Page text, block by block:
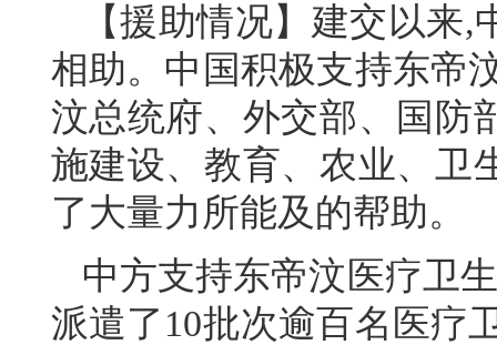
【援助情况】建交以来
相助。中国积极支持东帝
汶总统府、外交部、国防
施建设、教育、农业、卫
了大量力所能及的帮助。
中方支持东帝汶医疗卫
派遣了10批次逾百名医疗